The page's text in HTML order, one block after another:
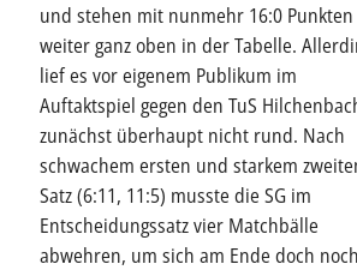
und stehen mit nunmehr 16:0 Punkten
weiter ganz oben in der Tabelle.
lief es vor eigenem Publikum im
Auftaktspiel gegen den TuS
zunächst überhaupt nicht rund. Nach
schwachem ersten und starkem
Satz (6:11, 11:5) musste die SG im
Entscheidungssatz vier Matchbälle
abwehren, um sich am Ende doch